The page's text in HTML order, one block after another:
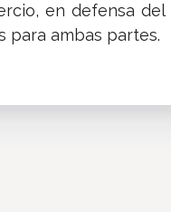
en defensa
para ambas partes.